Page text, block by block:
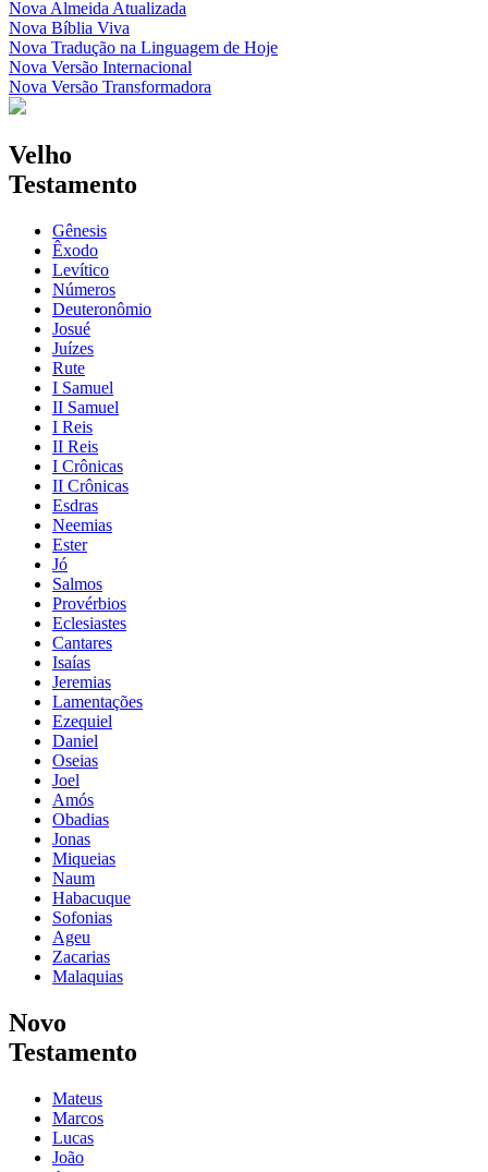
Nova Almeida Atualizada
Nova Bíblia Viva
Nova Tradução na Linguagem de Hoje
Nova Versão Internacional
Nova Versão Transformadora
Velho
Testamento
Gênesis
Êxodo
Levítico
Números
Deuteronômio
Josué
Juízes
Rute
I Samuel
II Samuel
I Reis
II Reis
I Crônicas
II Crônicas
Esdras
Neemias
Ester
Jó
Salmos
Provérbios
Eclesiastes
Cantares
Isaías
Jeremias
Lamentações
Ezequiel
Daniel
Oseias
Joel
Amós
Obadias
Jonas
Miqueias
Naum
Habacuque
Sofonias
Ageu
Zacarias
Malaquias
Novo
Testamento
Mateus
Marcos
Lucas
João